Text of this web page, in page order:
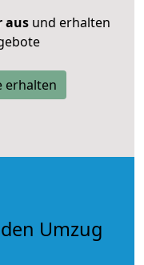
ausund erhalten
erhalten
Umzug